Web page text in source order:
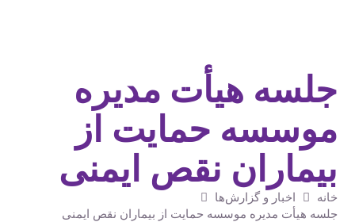
جلسه هیأت مدیره
موسسه حمایت از
بیماران نقص ایمنی
خانه
اخبار و گزارش‌ها
جلسه هیأت مدیره موسسه حمایت از بیماران نقص ایمنی